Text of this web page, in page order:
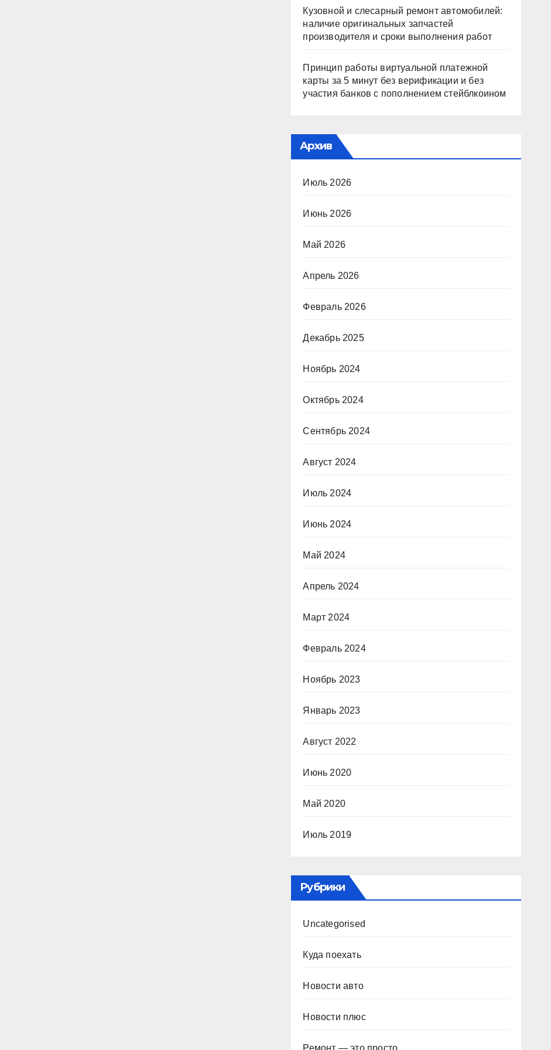
Кузовной и слесарный ремонт автомобилей:
наличие оригинальных запчастей
производителя и сроки выполнения работ
Принцип работы виртуальной платежной
карты за 5 минут без верификации и без
участия банков с пополнением стейблкоином
Архив
Июль 2026
Июнь 2026
Май 2026
Апрель 2026
Февраль 2026
Декабрь 2025
Ноябрь 2024
Октябрь 2024
Сентябрь 2024
Август 2024
Июль 2024
Июнь 2024
Май 2024
Апрель 2024
Март 2024
Февраль 2024
Ноябрь 2023
Январь 2023
Август 2022
Июнь 2020
Май 2020
Июль 2019
Рубрики
Uncategorised
Куда поехать
Новости авто
Новости плюс
Ремонт — это просто